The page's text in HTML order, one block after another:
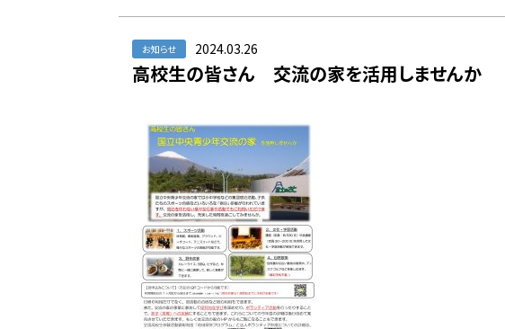
お知らせ 2024.03.26
高校生の皆さん 交流の家を活用しませんか